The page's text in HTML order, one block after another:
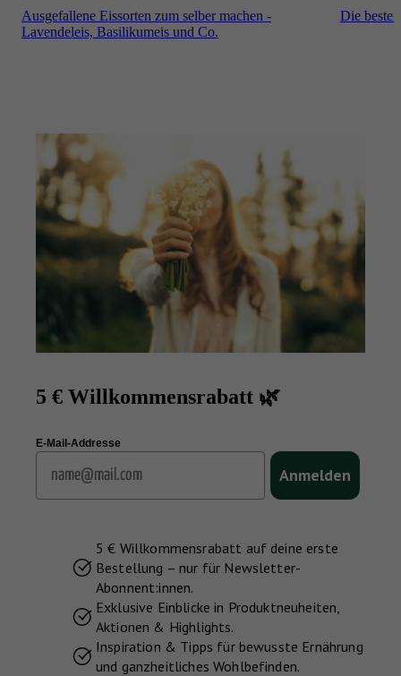
Ausgefallene Eissorten zum selber machen -
Lavendeleis, Basilikumeis und Co.
Die
5 € Willkommensrabatt 🌿
E-Mail-Addresse
Email
Anmelden
5 € Willkommensrabatt auf deine erste
Bestellung – nur für Newsletter-
Abonnent:innen.
Exklusive Einblicke in Produktneuheiten,
Aktionen & Highlights.
Inspiration & Tipps für bewusste Ernährung
und ganzheitliches Wohlbefinden.